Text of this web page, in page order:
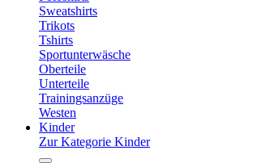
Sweatshirts
Trikots
Tshirts
Sportunterwäsche
Oberteile
Unterteile
Trainingsanzüge
Westen
Kinder
Zur Kategorie Kinder